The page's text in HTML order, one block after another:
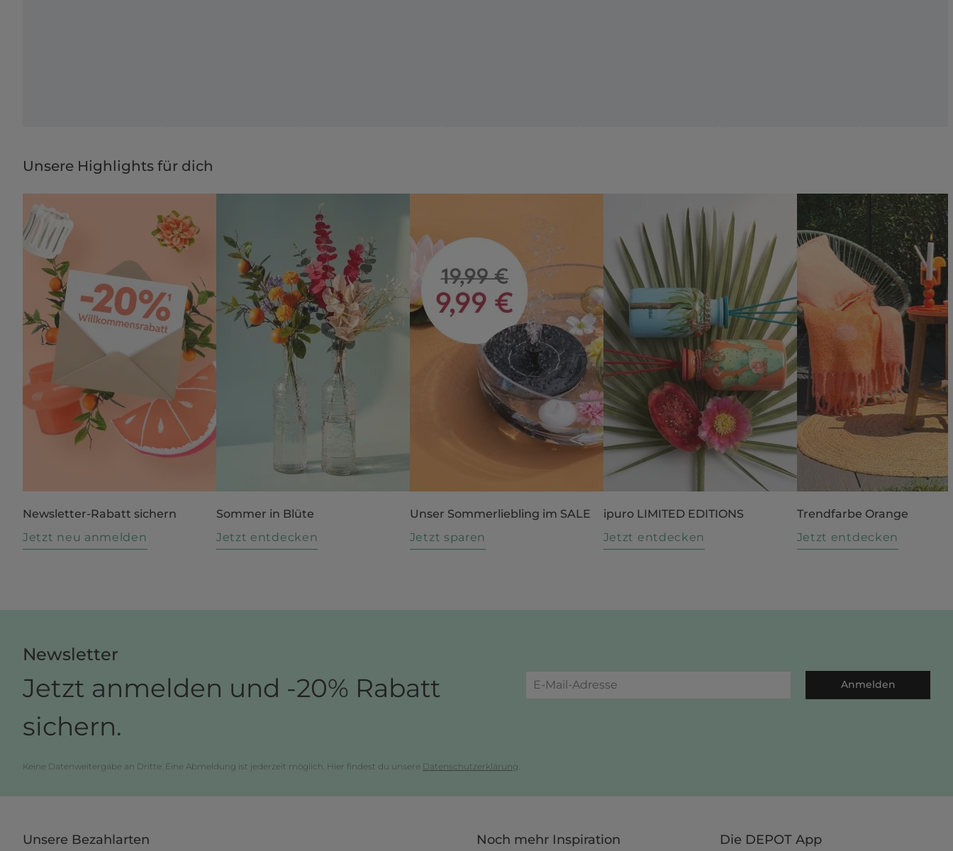
Unsere Highlights für dich
Newsletter-Rabatt sichern
Jetzt neu anmelden
Sommer in Blüte
Jetzt entdecken
Unser Sommerliebling im SALE
Jetzt sparen
ipuro LIMITED EDITIONS
Jetzt entdecken
Trendfarbe Orange
Jetzt entdecken
Newsletter
Jetzt anmelden und -20% Rabatt
sichern.
Anmelden
Keine Datenweitergabe an Dritte. Eine Abmeldung ist jederzeit möglich. Hier findest du unsere Datenschutzerklärung.
Unsere Bezahlarten Noch mehr Inspiration Die DEPOT App